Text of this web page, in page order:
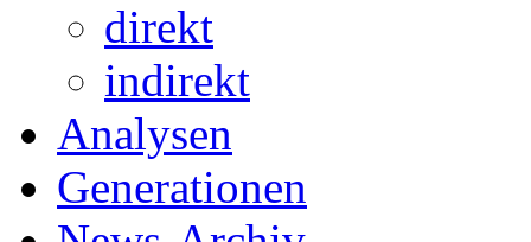
direkt
indirekt
Analysen
Generationen